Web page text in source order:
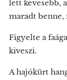
lett kevesebb,
maradt benne,
Figyelte a
kiveszi.
A hajókürt